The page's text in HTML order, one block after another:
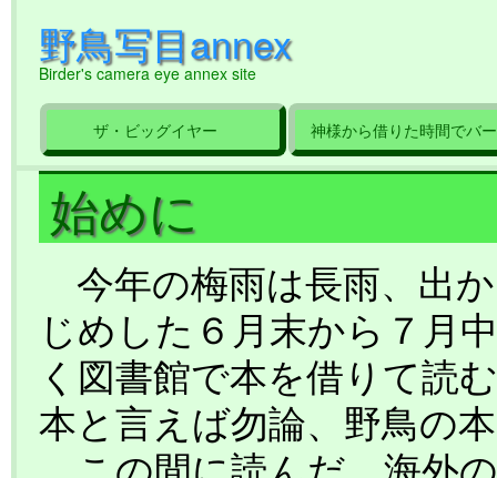
野鳥写目annex
Birder's camera eye annex site
ザ・ビッグイヤー 神様から借りた時間でバ
始めに
今年の梅雨は長雨、出
じめした６月末から７
く図書館で本を借りて読
本と言えば勿論、野鳥の
この間に読んだ、海外